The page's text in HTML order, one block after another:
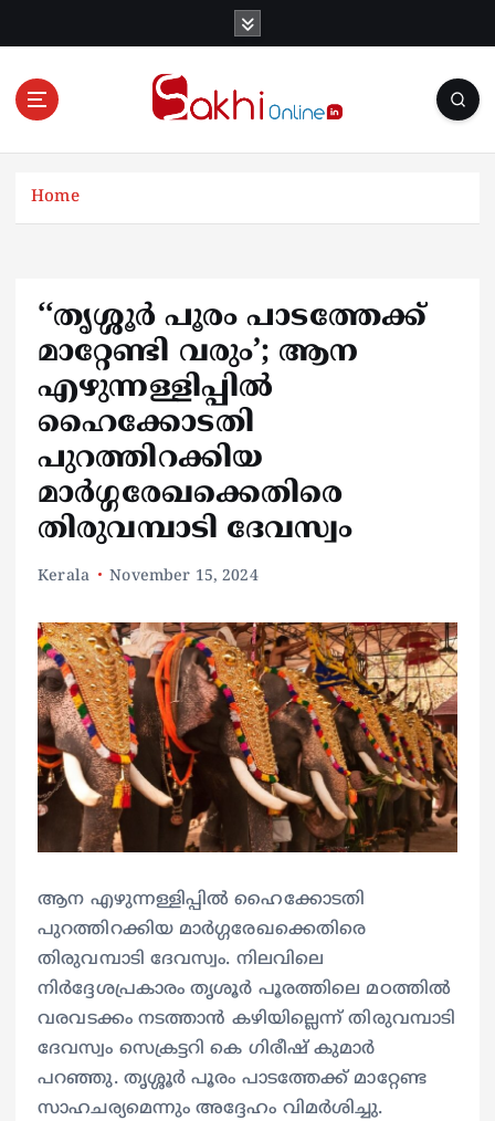
Online News Portal
Home
‘‘തൃശ്ശൂര്‍ പൂരം പാടത്തേക്ക്
മാറ്റേണ്ടി വരും’; ആന
എഴുന്നള്ളിപ്പില്‍
ഹൈക്കോടതി
പുറത്തിറക്കിയ
മാര്‍ഗ്ഗരേഖക്കെതിരെ
തിരുവമ്പാടി ദേവസ്വം
Kerala November 15, 2024
ആന എഴുന്നള്ളിപ്പില്‍ ഹൈക്കോടതി
പുറത്തിറക്കിയ മാര്‍ഗ്ഗരേഖക്കെതിരെ
തിരുവമ്പാടി ദേവസ്വം. നിലവിലെ
നിര്‍ദ്ദേശപ്രകാരം തൃശൂര്‍ പൂരത്തിലെ മഠത്തില്‍
വരവടക്കം നടത്താന്‍ കഴിയില്ലെന്ന് തിരുവമ്പാടി
ദേവസ്വം സെക്രട്ടറി കെ ഗിരീഷ് കുമാര്‍
പറഞ്ഞു. തൃശ്ശൂര്‍ പൂരം പാടത്തേക്ക് മാറ്റേണ്ട
സാഹചര്യമെന്നും അദ്ദേഹം വിമര്‍ശിച്ചു.